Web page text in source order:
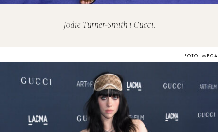
Jodie Turner-Smith i Gucci.
FOTO: MEGA